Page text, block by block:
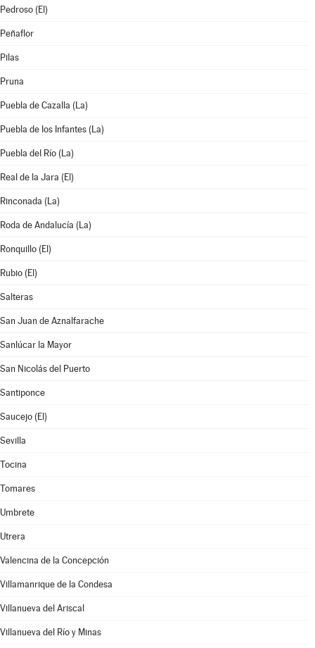
Pedroso (El)
Peñaflor
Pilas
Pruna
Puebla de Cazalla (La)
Puebla de los Infantes (La)
Puebla del Río (La)
Real de la Jara (El)
Rinconada (La)
Roda de Andalucía (La)
Ronquillo (El)
Rubio (El)
Salteras
San Juan de Aznalfarache
Sanlúcar la Mayor
San Nicolás del Puerto
Santiponce
Saucejo (El)
Sevilla
Tocina
Tomares
Umbrete
Utrera
Valencina de la Concepción
Villamanrique de la Condesa
Villanueva del Ariscal
Villanueva del Río y Minas